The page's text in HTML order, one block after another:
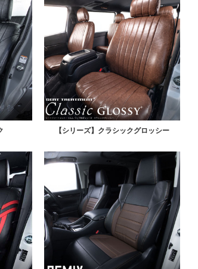
【シリーズ】クラシックグロッシー